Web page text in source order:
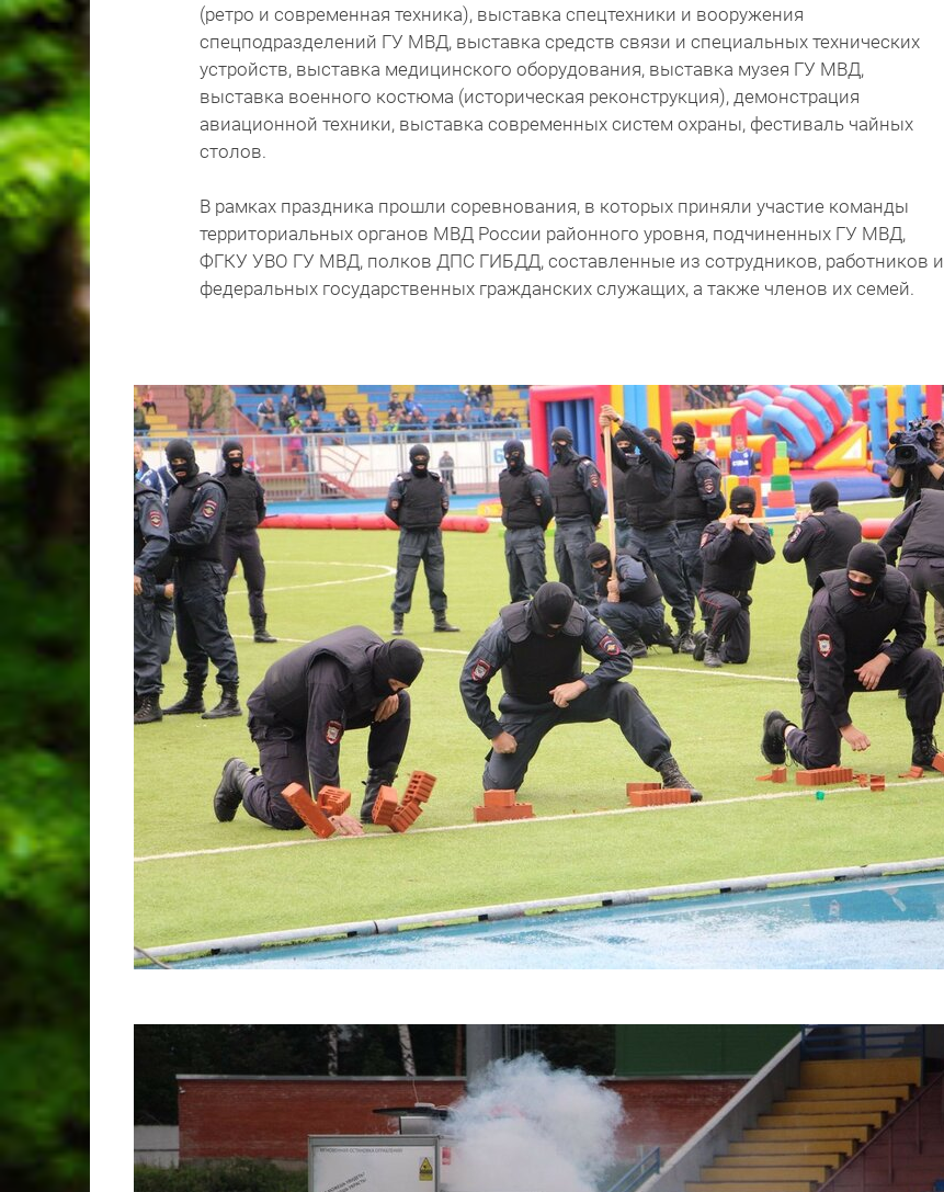
(ретро и современная техника), выставка спецтехники и вооружения
спецподразделений ГУ МВД, выставка средств связи и специальных технических
устройств, выставка медицинского оборудования, выставка музея ГУ МВД,
выставка военного костюма (историческая реконструкция), демонстрация
авиационной техники, выставка современных систем охраны, фестиваль чайных
столов.
В рамках праздника прошли соревнования, в которых приняли участие команды
территориальных органов МВД России районного уровня, подчиненных ГУ МВД,
ФГКУ УВО ГУ МВД, полков ДПС ГИБДД, составленные из сотрудников, работников и
федеральных государственных гражданских служащих, а также членов их семей.